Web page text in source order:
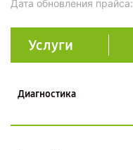
Дата обновления прайса:
Услуги
Диагностика